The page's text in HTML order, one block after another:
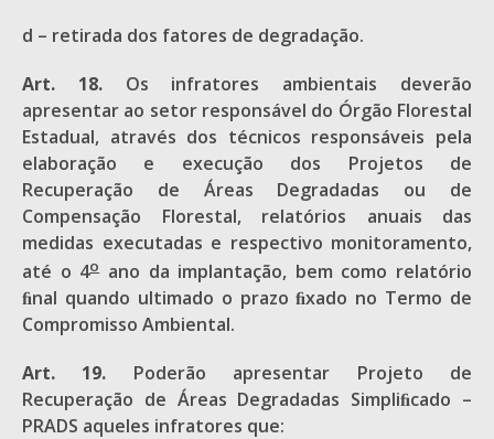
d – retirada dos fatores de degradação.
Art. 18.Os infratores ambientais deverão
apresentar ao setor responsável do Órgão Florestal
Estadual, através dos técnicos responsáveis pela
elaboração e execução dos Projetos de
Recuperação de Áreas Degradadas ou de
Compensação Florestal, relatórios anuais das
medidas executadas e respectivo monitoramento,
até o 4oano da implantação, bem como relatório
ﬁnal quando ultimado o prazo ﬁxado no Termo de
Compromisso Ambiental.
Art. 19. Poderão apresentar Projeto de
Recuperação de Áreas Degradadas Simpliﬁcado –
PRADS aqueles infratores que: